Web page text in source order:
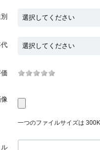
一つのファイルサイズは